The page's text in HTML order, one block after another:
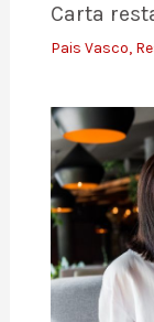
Carta
Pais Vasco,